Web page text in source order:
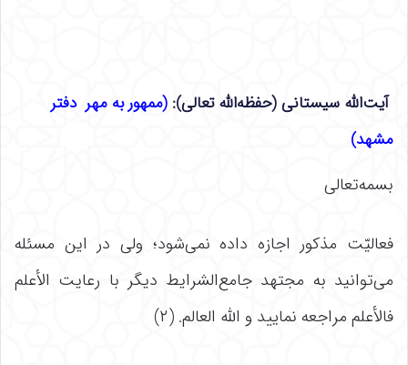
آیت‌الله سیستانی (حفظه‌الله تعالی): (ممهور به مهر دفتر
مشهد)
بسمه‌تعالی
فعالیّت مذکور اجازه داده نمی‌شود؛ ولی در این مسئله
می‌توانید به مجتهد جامع‌الشرایط دیگر با رعایت الأعلم
فالأعلم مراجعه نمایید و الله العالم. (۲)